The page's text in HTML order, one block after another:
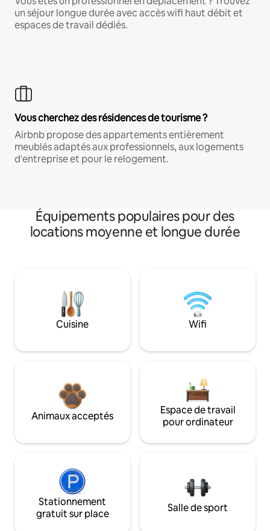
un séjour longue durée avec accès wifi haut débit et
espaces de travail dédiés.
Vous cherchez des résidences de tourisme ?
Airbnb propose des appartements entièrement
meublés adaptés aux professionnels, aux logements
d'entreprise et pour le relogement.
Équipements populaires pour des
locations moyenne et longue durée
Cuisine Wifi
Animaux acceptés
Espace de travail
pour ordinateur
Stationnement
gratuit sur place
Salle de sport